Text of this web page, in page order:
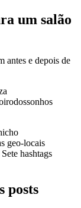
um salão
antes e depois de
geo-locais
hashtags
posts